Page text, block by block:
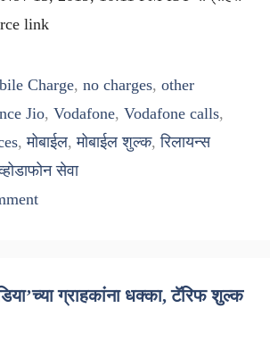
link
Charge, no charges, other
Jio, Vodafone, Vodafone calls,
,मोबाईल,मोबाईल शुल्क,रिलायन्स
सेवा
ग्राहकांना धक्का, टॅरिफ शुल्क